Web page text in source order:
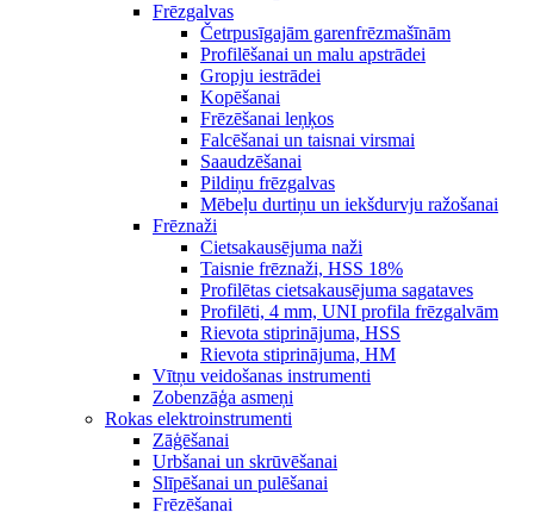
Frēzgalvas
Četrpusīgajām garenfrēzmašīnām
Profilēšanai un malu apstrādei
Gropju iestrādei
Kopēšanai
Frēzēšanai leņķos
Falcēšanai un taisnai virsmai
Saaudzēšanai
Pildiņu frēzgalvas
Mēbeļu durtiņu un iekšdurvju ražošanai
Frēznaži
Cietsakausējuma naži
Taisnie frēznaži, HSS 18%
Profilētas cietsakausējuma sagataves
Profilēti, 4 mm, UNI profila frēzgalvām
Rievota stiprinājuma, HSS
Rievota stiprinājuma, HM
Vītņu veidošanas instrumenti
Zobenzāģa asmeņi
Rokas elektroinstrumenti
Zāģēšanai
Urbšanai un skrūvēšanai
Slīpēšanai un pulēšanai
Frēzēšanai